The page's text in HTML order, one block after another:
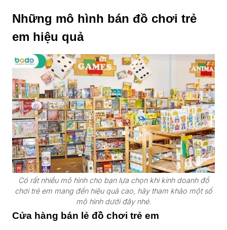
Những mô hình bán đồ chơi trẻ
em hiệu quả
Có rất nhiều mô hình cho bạn lựa chọn khi kinh doanh đồ
chơi trẻ em mang đến hiệu quả cao, hãy tham khảo một số
mô hình dưới đây nhé.
Cửa hàng bán lẻ đồ chơi trẻ em